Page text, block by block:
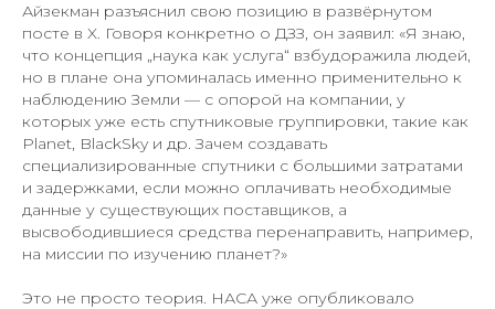
Айзекман разъяснил свою позицию в развёрнутом
посте в X. Говоря конкретно о ДЗЗ, он заявил: «Я знаю,
что концепция „наука как услуга“ взбудоражила людей,
но в плане она упоминалась именно применительно к
наблюдению Земли — с опорой на компании, у
которых уже есть спутниковые группировки, такие как
Planet, BlackSky и др. Зачем создавать
специализированные спутники с большими затратами
и задержками, если можно оплачивать необходимые
данные у существующих поставщиков, а
высвободившиеся средства перенаправить, например,
на миссии по изучению планет?»
Это не просто теория. НАСА уже опубликовало